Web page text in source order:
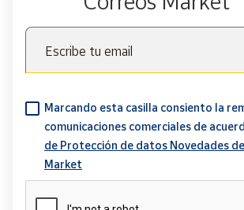
Escribe tu email
Marcando esta casilla consiento la
comunicaciones comerciales de
de Protección de datos Novedades
Market